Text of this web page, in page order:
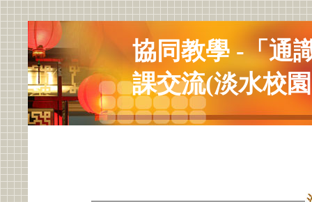
協同教學 -「通
課交流(淡水校